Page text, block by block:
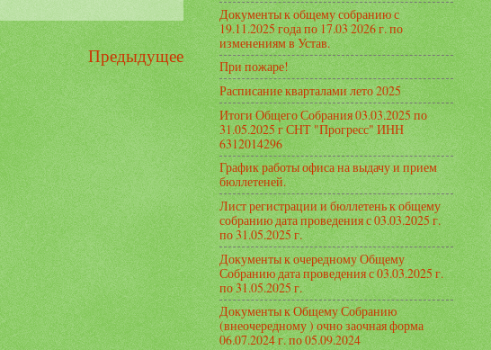
Предыдущее
Документы к общему собранию с
19.11.2025 года по 17.03 2026 г. по
изменениям в Устав.
При пожаре!
Расписание кварталами лето 2025
Итоги Общего Собрания 03.03.2025 по
31.05.2025 г СНТ "Прогресс" ИНН
6312014296
График работы офиса на выдачу и прием
бюллетеней.
Лист регистрации и бюллетень к общему
собранию дата проведения с 03.03.2025 г.
по 31.05.2025 г.
Документы к очередному Общему
Собранию дата проведения с 03.03.2025 г.
по 31.05.2025 г.
Документы к Общему Собранию
(внеочередному ) очно заочная форма
06.07.2024 г. по 05.09.2024